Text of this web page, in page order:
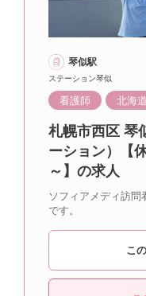
琴似駅
ステーション琴似
看護師 北海道
札幌市西区 琴
ーション）【
～】の求人
ソフィアメディ訪問
です。
こ